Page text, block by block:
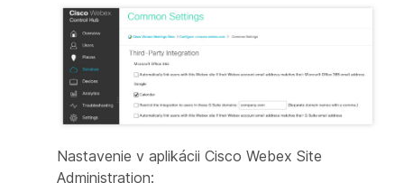
Nastavenie v aplikácii Cisco Webex Site
Administration: